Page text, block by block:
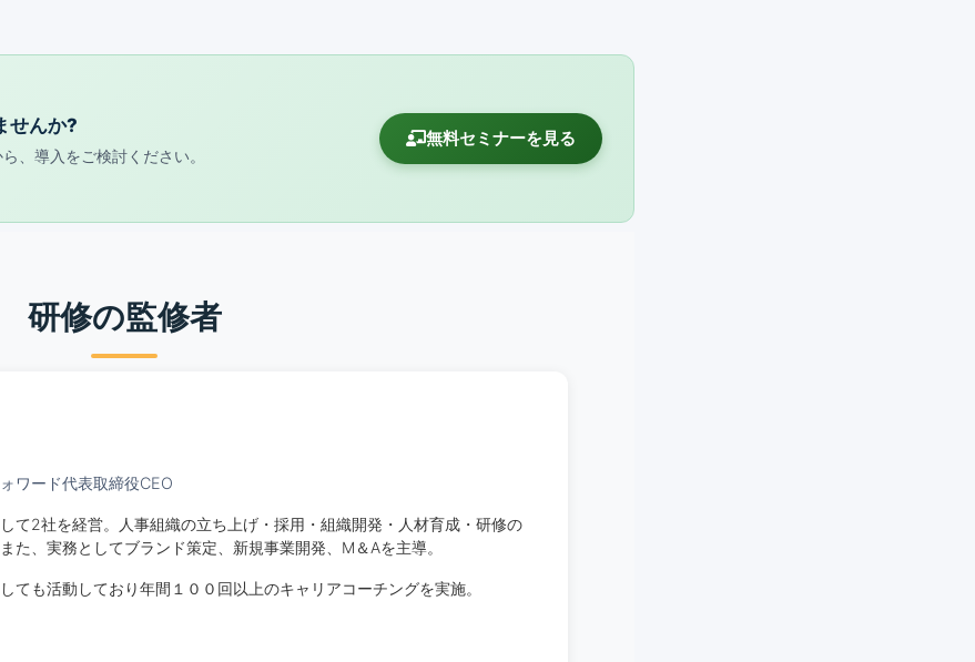
せんか?
、導入をご検討ください。
無料セミナーを見る
研修の監修者
ワード代表取締役CEO
て2社を経営。人事組織の立ち上げ・採用・組織開発・人材育成・研修の
た、実務としてブランド策定、新規事業開発、M＆Aを主導。
ても活動しており年間１００回以上のキャリアコーチングを実施。